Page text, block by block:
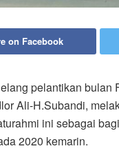
on Facebook
pelantikan
Ali-H.Subandi,
ini sebagai
2020 kemarin.